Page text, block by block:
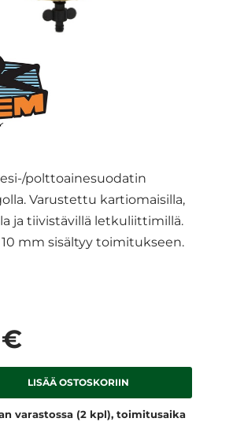
polttoainesuodatin
Varustettu kartiomaisilla,
ja tiivistävillä letkuliittimillä.
mm sisältyy toimitukseen.
LISÄÄ OSTOSKORIIN
varastossa (2 kpl), toimitusaika